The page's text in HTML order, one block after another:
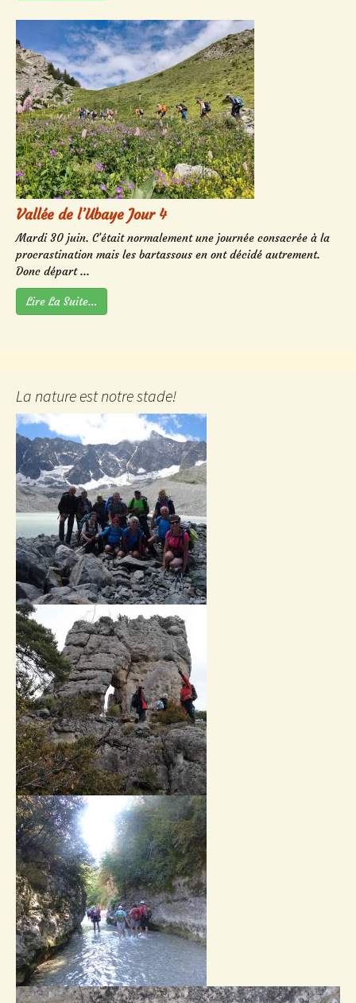
Vallée de l’Ubaye Jour 4
Mardi 30 juin. C’était normalement une journée consacrée à la
procrastination mais les bartassous en ont décidé autrement.
Donc départ ...
Lire La Suite…
La nature est notre stade!